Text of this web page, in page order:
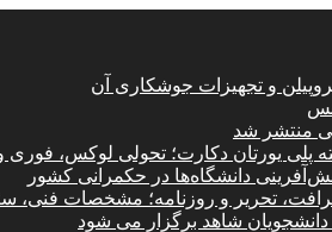
و تجهیزات جوشکاری آن
منتشر شد
پلی یورتان دکارت؛ تحولی لوکس،
دانشگاه‌ها در حکمرانی کشور
تحریر و روزنامه؛ مشخصات فنی،
شاهد برگزار می شود